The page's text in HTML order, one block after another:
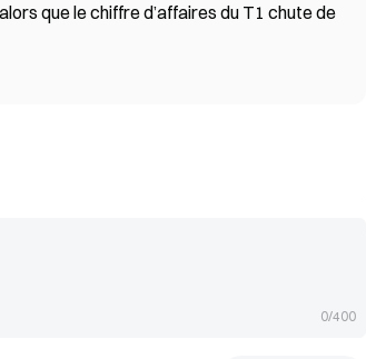
que le chiffre d’affaires du T1 chute de
0/400